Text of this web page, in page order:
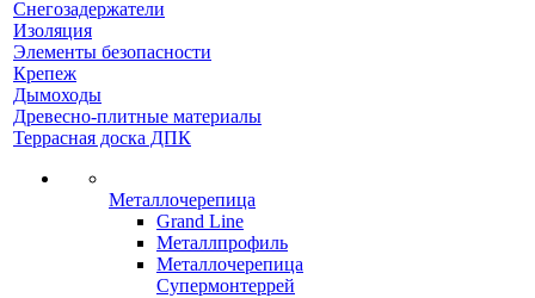
Снегозадержатели
Изоляция
Элементы безопасности
Крепеж
Дымоходы
Древесно-плитные материалы
Террасная доска ДПК
Металлочерепица
Grand Line
Металлпрофиль
Металлочерепица
Супермонтеррей